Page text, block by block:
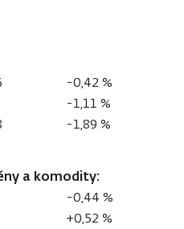
-0,42 %
-1,11 %
-1,89 %
a komodity:
-0,44 %
+0,52 %